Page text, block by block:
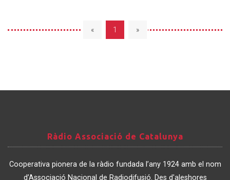
« 1 »
Associació
de
Catalunya
Ràdio Associació de Catalunya
Cooperativa pionera de la ràdio fundada l’any 1924 amb el nom
d’Associació Nacional de Radiodifusió. Des d'aleshores